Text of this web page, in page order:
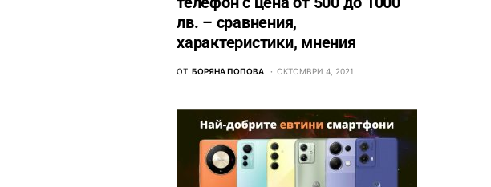
лв. – сравнения,
характеристики, мнения
ОТ БОРЯНА ПОПОВА ОКТОМВРИ 4, 2021